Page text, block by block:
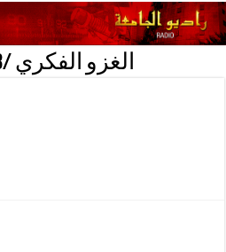
IUSU1043/ الغزو الفكري